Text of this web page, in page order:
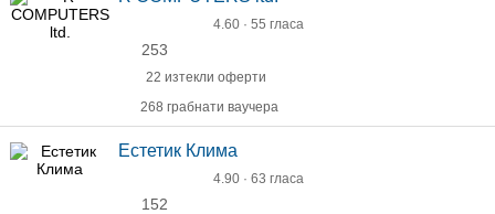
4.60 · 55 гласа
253
22 изтекли оферти
268 грабнати ваучера
Естетик Клима
4.90 · 63 гласа
152